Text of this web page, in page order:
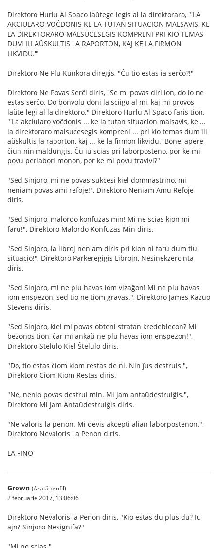
Direktoro Hurlu Al Spaco laŭtege legis al la direktoraro, "'LA
AKCIULARO VOĈDONIS KE LA TUTAN SITUACION MALSAVIS, KE
LA DIREKTORARO MALSUCESEGIS KOMPRENI PRI KIO TEMAS
DUM ILI AŬSKULTIS LA RAPORTON, KAJ KE LA FIRMON
LIKVIDU.'"
Direktoro Ne Plu Kunkora diregis, "Ĉu tio estas ia serĉo?!"
Direktoro Ne Povas Serĉi diris, "Se mi povas diri ion, do io ne
estas serĉo. Do bonvolu doni la sciigo al mi, kaj mi provos
laŭte legi al la direktoro." Direktoro Hurlu Al Spaco faris tion.
"'La akciularo voĉdonis ... ke la tutan situacion malsavis, ke ...
la direktoraro malsucesegis kompreni ... pri kio temas dum ili
aŭskultis la raporton, kaj ... ke la firmon likvidu.' Bone, apere
ĉiun nin maldungis. Ĉu iu scias pri laborposteno, por ke mi
povu perlabori monon, por ke mi povu travivi?"
"Sed Sinjoro, mi ne povas sukcesi kiel dommastrino, mi
neniam povas ami refoje!", Direktoro Neniam Amu Refoje
diris.
"Sed Sinjoro, malordo konfuzas min! Mi ne scias kion mi
faru!", Direktoro Malordo Konfuzas Min diris.
"Sed Sinjoro, la libroj neniam diris pri kion ni faru dum tiu
situacio!", Direktoro Parkeregigis Librojn, Nesinekzercinta
diris.
"Sed Sinjoro, mi ne plu havas iom vizaĝon! Mi ne plu havas
iom enspezon, sed tio ne tiom gravas.", Direktoro James Kazuo
Stevens diris.
"Sed Sinjoro, kiel mi povas obteni stratan kredeblecon? Mi
bezonos tion, ĉar mi ankaŭ ne plu havas iom enspezon!",
Direktoro Stelulo Kiel Ŝtelulo diris.
"Do, tio estas ĉiom kiom restas de ni. Nin ĵus destruis.",
Direktoro Ĉiom Kiom Restas diris.
"Ne, nenio povas destrui min. Mi jam antaŭdestruiĝis.",
Direktoro Mi Jam Antaŭdestruiĝis diris.
"Ne valoris la penon. Mi devis akcepti alian laborpostenon.",
Direktoro Nevaloris La Penon diris.
LA FINO
Grown (Arată profil)
2 februarie 2017, 13:06:06
Direktoro Nevaloris la Penon diris, "Kio estas du plus du? Iu
ajn? Sinjoro Nesignifa?"